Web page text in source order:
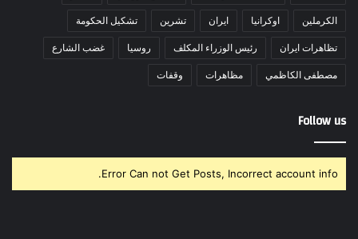
الكرملين اوكرانيا ايران تشرين تشكيل الحكومة
تظاهرات ايران رئيس الوزراء المكلف روسيا غضب الشارع
مصطفى الكاظمي مظاهرات وقفات
Follow us
Error Can not Get Posts, Incorrect account info.